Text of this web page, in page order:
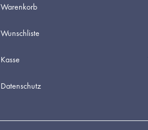
Warenkorb
Wunschliste
Kasse
Datenschutz